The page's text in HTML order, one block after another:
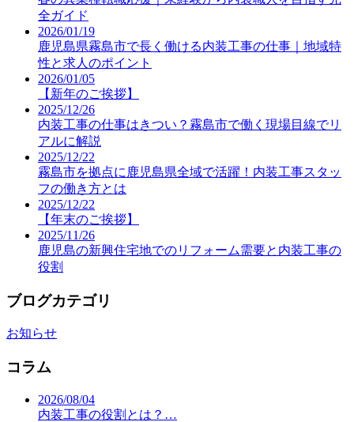
全ガイド
2026/01/19
鹿児島県霧島市で長く働ける内装工事の仕事｜地域特
性と求人のポイント
2026/01/05
【新年のご挨拶】
2025/12/26
内装工事の仕事はきつい？霧島市で働く現場目線でリ
アルに解説
2025/12/22
霧島市を拠点に鹿児島県全域で活躍！内装工事スタッ
フの働き方とは
2025/12/22
【年末のご挨拶】
2025/11/26
鹿児島の新興住宅地でのリフォーム需要と内装工事の
役割
ブログカテゴリ
お知らせ
コラム
2026/08/04
内装工事の役割とは？…